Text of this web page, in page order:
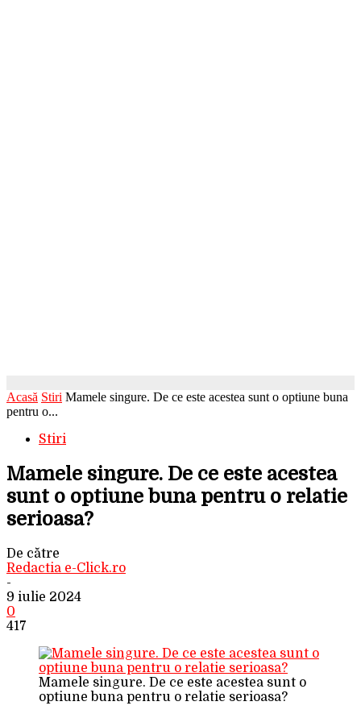
Acasă Stiri Mamele singure. De ce este acestea sunt o optiune buna
pentru o...
Stiri
Mamele singure. De ce este acestea
sunt o optiune buna pentru o relatie
serioasa?
De către
Redactia e-Click.ro
-
9 iulie 2024
0
417
Mamele singure. De ce este acestea sunt o
optiune buna pentru o relatie serioasa?